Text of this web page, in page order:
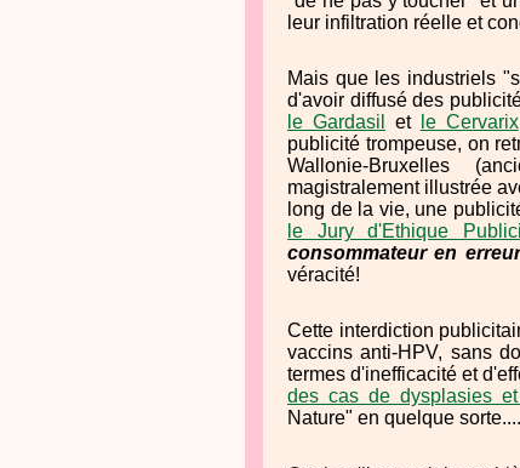
leur infiltration réelle et
Mais que les industriels
d'avoir diffusé des
le Gardasil
et le Cervarix
publicité trompeuse, on
Wallonie-Bruxelles
magistralement illustrée
long de la vie, une
le Jury d'Ethique
consommateur en erreur
véracité!
Cette interdiction
vaccins anti-HPV, sans
termes d'inefficacité et
des cas de dysplasies
Nature" en quelque sorte....